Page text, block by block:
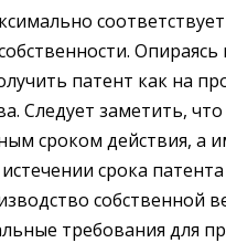
Опираясь
патент как на
Следует заметить,
сроком действия, а
срока
собственной
требования для